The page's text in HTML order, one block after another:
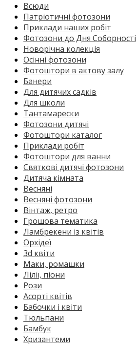
Всюди
Патріотичні фотозони
Приклади наших робіт
Фотозони до Дня Соборності
Новорічна колекція
Осінні фотозони
Фотоштори в актову залу
Банери
Для дитячих садків
Для школи
Тантамарески
Фотозони дитячі
Фотоштори каталог
Приклади робіт
Фотоштори для ванни
Святкові дитячі фотозони
Дитяча кімната
Весняні
Весняні фотозони
Вінтаж, ретро
Грошова тематика
Ламбрекени із квітів
Орхідеї
3d квіти
Маки, ромашки
Лілії, піони
Рози
Асорті квітів
Бабочки і квіти
Тюльпани
Бамбук
Хризантеми